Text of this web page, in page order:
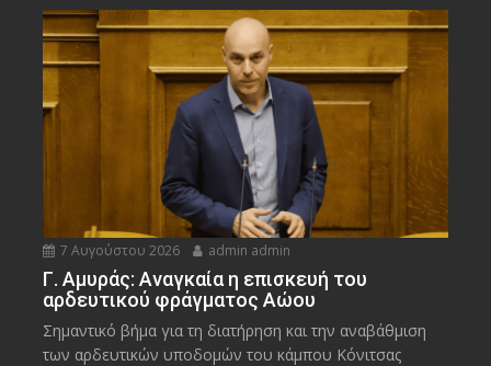
7 Αυγούστου 2026 admin admin
Γ. Αμυράς: Αναγκαία η επισκευή του
αρδευτικού φράγματος Αώου
Σημαντικό βήμα για τη διατήρηση και την αναβάθμιση
των αρδευτικών υποδομών του κάμπου Κόνιτσας